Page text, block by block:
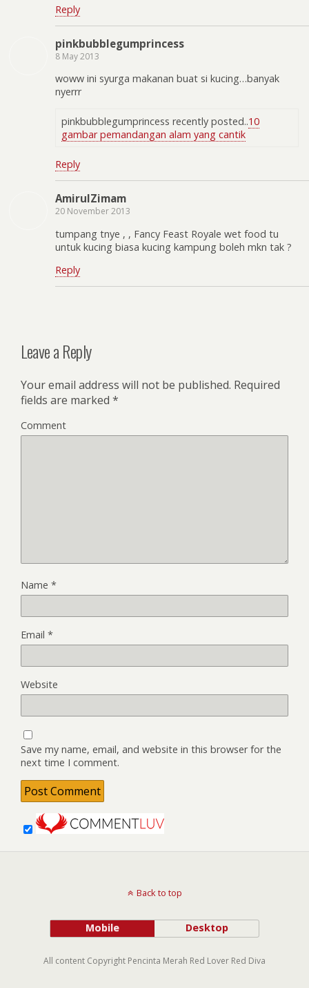
Reply
pinkbubblegumprincess
8 May 2013
woww ini syurga makanan buat si kucing…banyak
nyerrr
pinkbubblegumprincess recently posted..10
gambar pemandangan alam yang cantik
Reply
AmirulZimam
20 November 2013
tumpang tnye , , Fancy Feast Royale wet food tu
untuk kucing biasa kucing kampung boleh mkn tak ?
Reply
Leave a Reply
Your email address will not be published. Required
fields are marked *
Comment
Name *
Email *
Website
Save my name, email, and website in this browser for the
next time I comment.
Back to top
Mobile Desktop
All content Copyright Pencinta Merah Red Lover Red Diva